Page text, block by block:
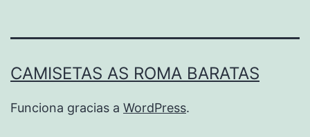
CAMISETAS AS ROMA BARATAS
Funciona gracias a WordPress.